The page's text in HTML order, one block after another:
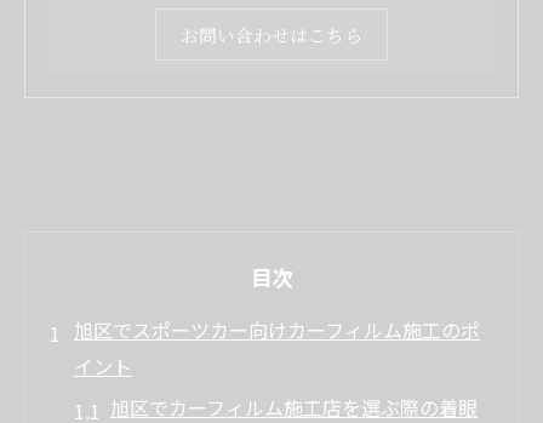
お問い合わせはこちら
目次
旭区でスポーツカー向けカーフィルム施工のポ
イント
旭区でカーフィルム施工店を選ぶ際の着眼